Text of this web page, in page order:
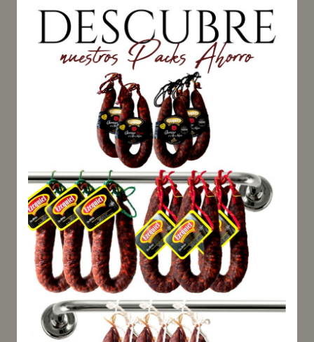
pureza genética de la raza
ibérica, se emplearán machos
y hembras con un 100% de
pureza racial ibérica ambos
inscritos en el correspondiente
libro genealógico.
Información nutricional
(Valor medio por 100 g de
producto)
Peso neto: 10000 g
Precio: 22,25 €/kg
DISPONIBLE
Recíbelo entre el